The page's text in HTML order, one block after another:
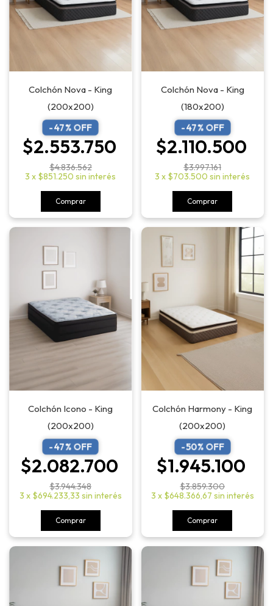
Colchón Nova - King
(200x200)
-47% OFF
$2.553.750
$4.836.562
3 x $851.250 sin interés
Comprar
Colchón Nova - King
(180x200)
-47% OFF
$2.110.500
$3.997.161
3 x $703.500 sin interés
Comprar
Colchón Icono - King
(200x200)
-47% OFF
$2.082.700
$3.944.348
3 x $694.233,33 sin interés
Comprar
Colchón Harmony - King
(200x200)
-50% OFF
$1.945.100
$3.859.300
3 x $648.366,67 sin interés
Comprar